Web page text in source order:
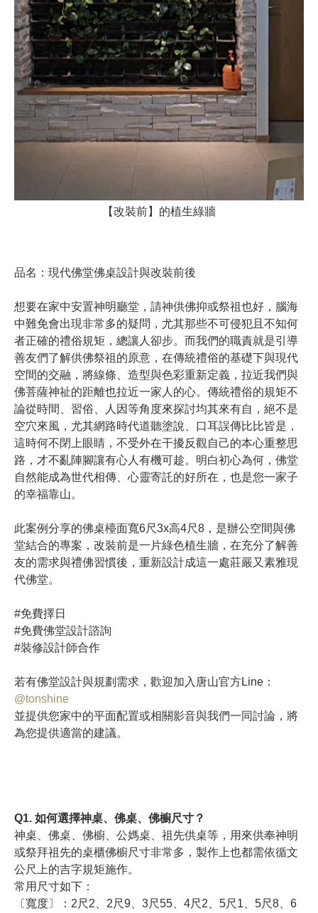
【改裝前】的植生綠牆
品名：現代佛堂佛桌設計與改裝前後
想要在家中安置神明廳堂，請神供佛抑或祭祖也好，腦海
中難免會出現非常多的疑問，尤其那些不可侵犯且不知何
者正確的禮俗規矩，總讓人卻步。而我們的職責就是引導
善友們了解供佛祭祖的原意，在傳統禮俗的基礎下與現代
空間的交融，將線條、造型與色彩重新定義，拉近我們與
佛菩薩神祉的距離也拉近一家人的心。傳統禮俗的規矩不
論從時間、習俗、人因等角度來探討均其來有自，絕不是
空穴來風，尤其網路時代道聽塗說、口耳誤傳比比皆是，
這時何不閉上眼睛，不受外在干擾反觀自己的本心重整思
路，才不亂陣腳讓有心人有機可趁。明白初心為何，佛堂
自然能成為世代相傳、心靈寄託的好所在，也是您一家子
的幸福靠山。
此案例分享的佛桌檯面寬6尺3x高4尺8，是辦公空間與佛
堂結合的專案，改裝前是一片綠色植生牆，在充分了解善
友的需求與禮佛習慣後，重新設計成這一處莊嚴又素雅現
代佛堂。
#免費擇日
#免費佛堂設計諮詢
#裝修設計師合作
若有佛堂設計與規劃需求，歡迎加入唐山官方Line：
@tonshine
並提供您家中的平面配置或相關影音與我們一同討論，將
為您提供適當的建議。
Q1. 如何選擇神桌、佛桌、佛櫥尺寸？
神桌、佛桌、佛櫥、公媽桌、祖先供桌等，用來供奉神明
或祭拜祖先的桌櫃佛櫥尺寸非常多，製作上也都需依循文
公尺上的吉字規矩施作。
常用尺寸如下：
〔寬度〕：2尺2、2尺9、3尺55、4尺2、5尺1、5尺8、6